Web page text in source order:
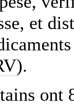
et
).
ont